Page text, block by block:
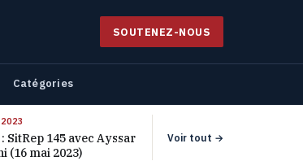
SOUTENEZ-NOUS
Catégories
SitRep 145 avec Ayssar
(16 mai 2023)
Voir tout →